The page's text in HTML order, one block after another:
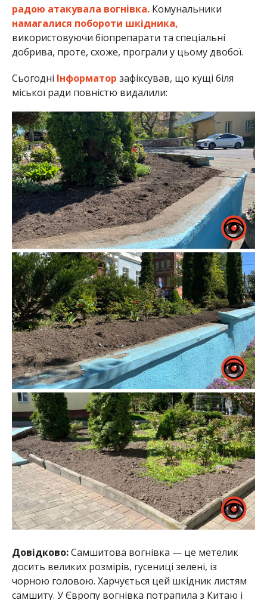
радою атакувала вогнівка.Комунальники
намагалися побороти шкідника,
використовуючи біопрепарати та спеціальні
добрива, проте, схоже, програли у цьому двобої.
Сьогодні Інформатор зафіксував, що кущі біля
міської ради повністю видалили:
Довідково:Самшитова вогнівка — це метелик
досить великих розмірів, гусениці зелені, із
чорною головою. Харчується цей шкідник листям
самшиту. У Європу вогнівка потрапила з Китаю і